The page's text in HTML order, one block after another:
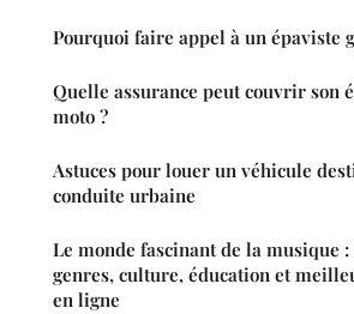
Pourquoi faire appel à un épaviste
Quelle assurance peut couvrir son
moto ?
Astuces pour louer un véhicule
conduite urbaine
Le monde fascinant de la musique
genres, culture, éducation et
en ligne